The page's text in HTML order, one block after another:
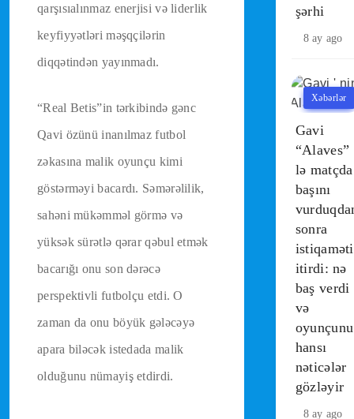
qarşısıalınmaz enerjisi və liderlik
keyfiyyətləri məşqçilərin
diqqətindən yayınmadı.
“Real Betis”in tərkibində gənc
Qavi özünü inanılmaz futbol
zəkasına malik oyunçu kimi
göstərməyi bacardı. Səmərəlilik,
sahəni mükəmməl görmə və
yüksək sürətlə qərar qəbul etmək
bacarığı onu son dərəcə
perspektivli futbolçu etdi. O
zaman da onu böyük gələcəyə
apara biləcək istedada malik
olduğunu nümayiş etdirdi.
şərhi
8 ay ago
Xəbərlər
Gavi
“Alaves”
lə matçda
başını
sonra
itirdi: nə
baş verdi
və
oyunçunu
hansı
nəticələr
gözləyir
8 ay ago